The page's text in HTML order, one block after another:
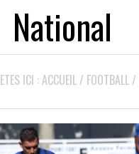
National
ICI : ACCUEIL / FOOTBALL /